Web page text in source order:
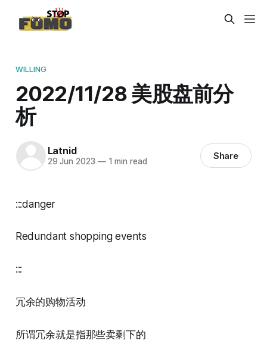
WILLING
2022/11/28 美股盘前分
析
Latnid
29 Jun 2023 —1 min read Share
:::danger
Redundant shopping events
:::
冗余的购物活动
所谓冗余就是指那些卖剩下的